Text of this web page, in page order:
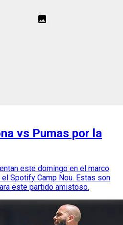
vs Pumas por la
este domingo en el marco
Spotify Camp Nou. Estas son
este partido amistoso.